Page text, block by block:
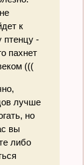
к
птенцу -
пахнет
(((
лучше
но
вы
либо